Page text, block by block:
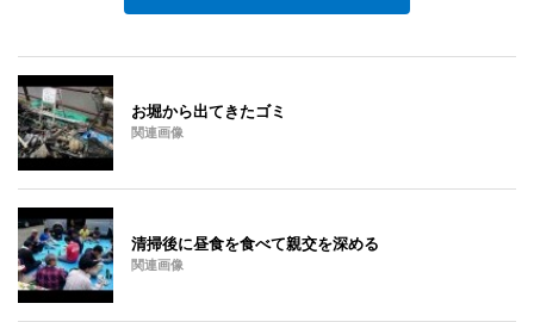
お堀から出てきたゴミ
関連画像
清掃後に昼食を食べて親交を深める
関連画像